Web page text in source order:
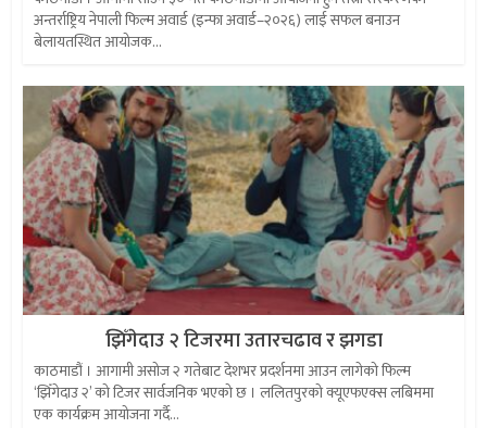
अन्तर्राष्ट्रिय नेपाली फिल्म अवार्ड (इन्फा अवार्ड–२०२६) लाई सफल बनाउन
बेलायतस्थित आयोजक...
झिँगेदाउ २ टिजरमा उतारचढाव र झगडा
काठमाडौं । आगामी असोज २ गतेबाट देशभर प्रदर्शनमा आउन लागेको फिल्म
‘झिँगेदाउ २’ को टिजर सार्वजनिक भएको छ । ललितपुरको क्यूएफएक्स लबिममा
एक कार्यक्रम आयोजना गर्दै...